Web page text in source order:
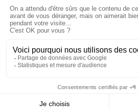
La visite pastorale
XIV à Assise à
jeudi 6 août
Le pape en
Pérou du 6 au 17
© KTO 2026 —